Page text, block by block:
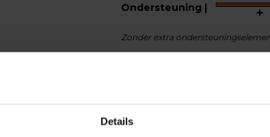
Details
Ondersteuning |
Zonder extra
Drop |6mm (stack height: 43-